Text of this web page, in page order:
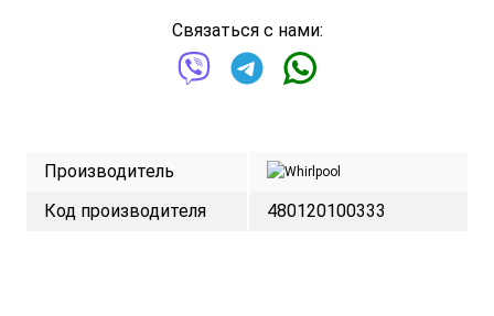
Связаться с нами:
Производитель
Код производителя
480120100333